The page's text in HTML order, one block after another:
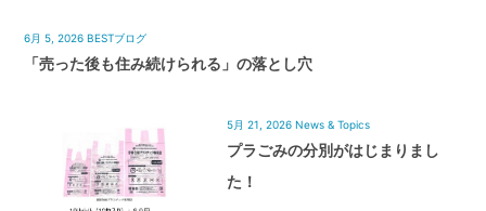
6月 5, 2026 BESTブログ
「売った後も住み続けられる」の落とし穴
5月 21, 2026 News & Topics
プラごみの分別がはじまりまし
た！